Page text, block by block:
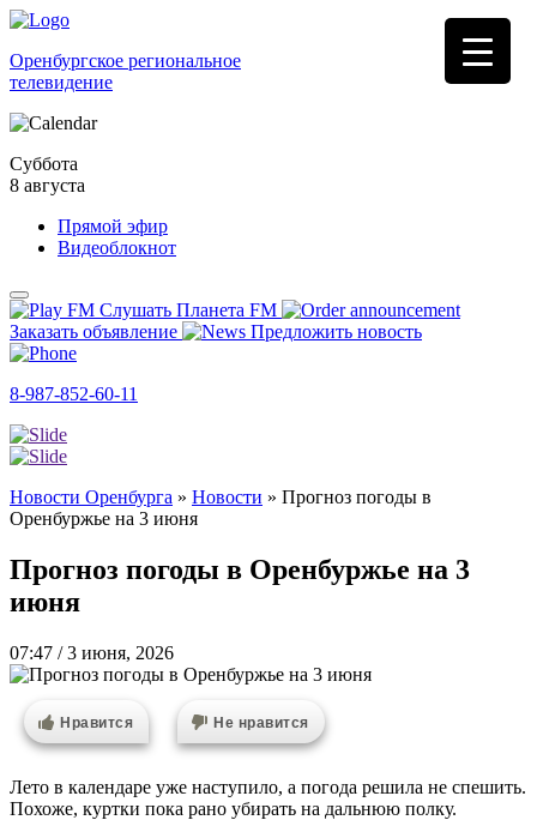
Оренбургское региональное
телевидение
Суббота
8 августа
Прямой эфир
Видеоблокнот
Слушать Планета FM
Заказать объявление
Предложить новость
8-987-852-60-11
Новости Оренбурга » Новости » Прогноз погоды в
Оренбуржье на 3 июня
Прогноз погоды в Оренбуржье на 3
июня
07:47 / 3 июня, 2026
Нравится Не нравится
Лето в календаре уже наступило, а погода решила не спешить.
Похоже, куртки пока рано убирать на дальнюю полку.